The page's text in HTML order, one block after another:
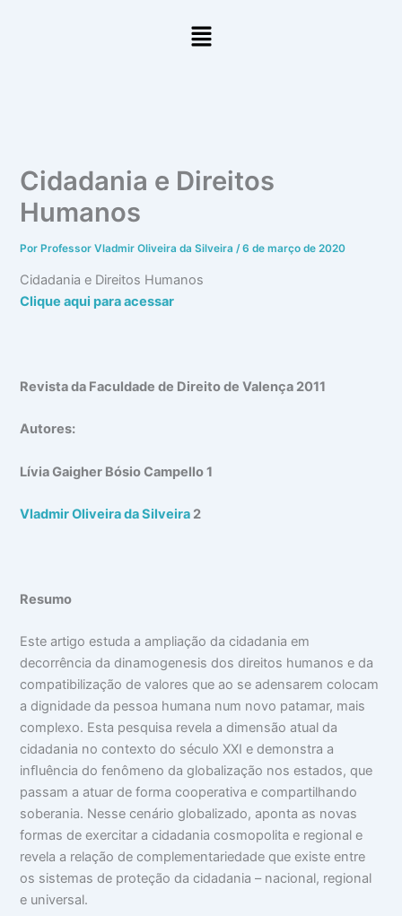
Menu
Cidadania e Direitos
Humanos
PorProfessor Vladmir Oliveira da Silveira /6 de março de 2020
Cidadania e Direitos Humanos
Clique aqui para acessar
Revistada Faculdade de Direito de Valença 2011
Autores:
Lívia Gaigher Bósio Campello1
Vladmir Oliveira da Silveira 2
Resumo
Este artigo estuda a ampliação da cidadania em
decorrência da dinamogenesis dos direitos humanos e da
compatibilização de valores que ao se adensarem colocam
a dignidade da pessoa humana num novo patamar, mais
complexo. Esta pesquisa revela a dimensão atual da
cidadania no contexto do século XXI e demonstra a
inﬂuência do fenômeno da globalização nos estados, que
passam a atuar de forma cooperativa e compartilhando
soberania. Nesse cenário globalizado, aponta as novas
formas de exercitar a cidadania cosmopolita e regional e
revela a relação de complementariedade que existe entre
os sistemas de proteção da cidadania – nacional, regional
e universal.